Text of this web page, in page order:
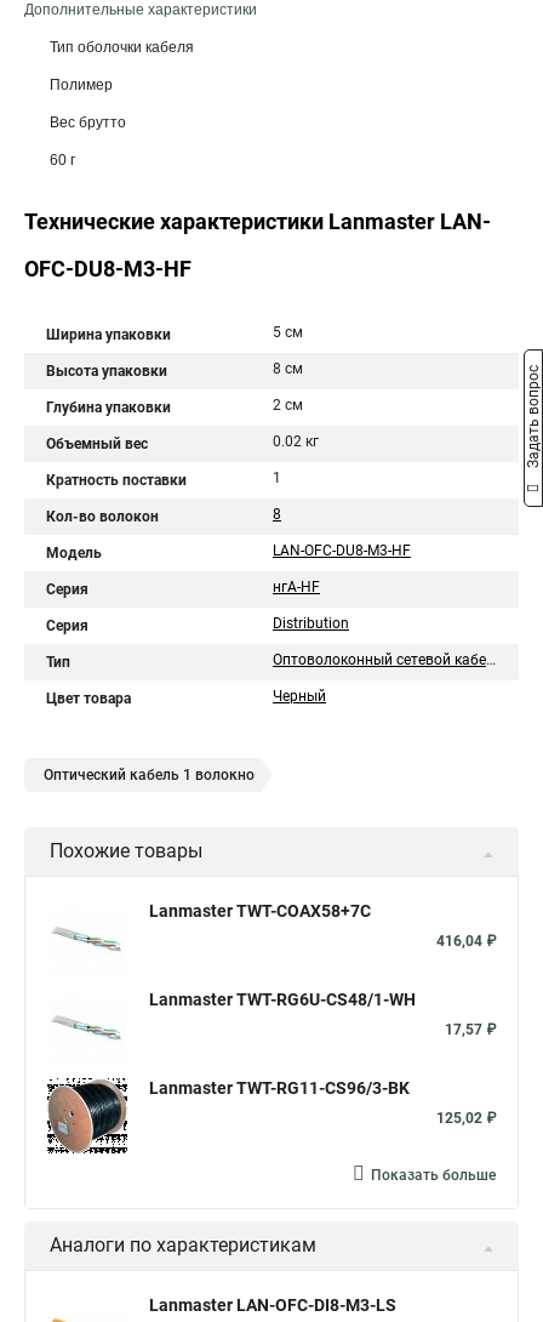
Дополнительные характеристики
Тип оболочки кабеля
Полимер
Вес брутто
60 г
Технические характеристики Lanmaster LAN-
OFC-DU8-M3-HF
Ширина упаковки 5 см
Высота упаковки 8 см
Глубина упаковки 2 см
Объемный вес 0.02 кг
Кратность поставки 1
Кол-во волокон 8
Модель LAN-OFC-DU8-M3-HF
Серия нгА-HF
Серия Distribution
Тип Оптоволоконный сетевой кабель
Цвет товара Черный
Оптический кабель 1 волокно
Похожие товары
Lanmaster TWT-COAX58+7C
416,04 ₽
Lanmaster TWT-RG6U-CS48/1-WH
17,57 ₽
Lanmaster TWT-RG11-CS96/3-BK
125,02 ₽
Показать больше
Аналоги по характеристикам
Lanmaster LAN-OFC-DI8-M3-LS
Задать вопрос